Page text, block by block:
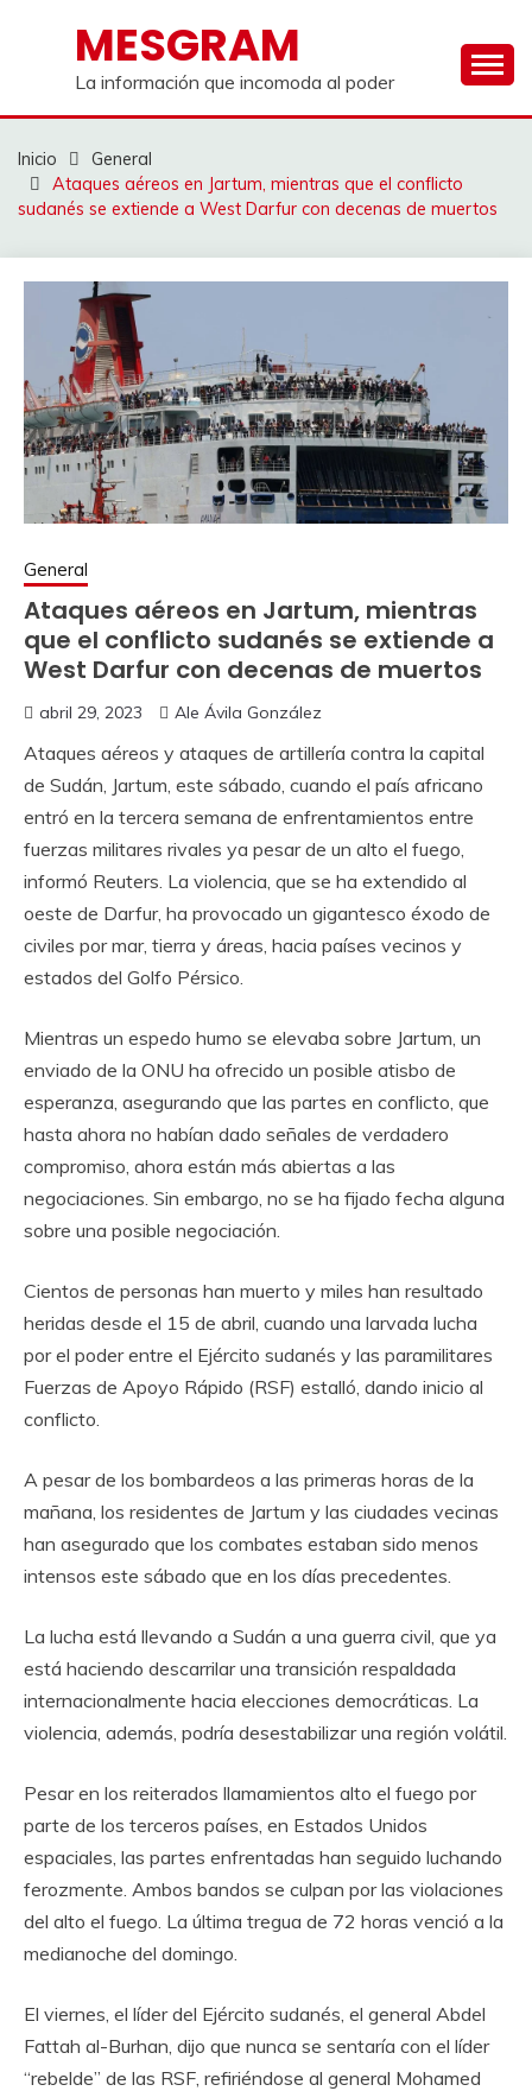
contenidoMESGRAM
La información que incomoda al poder
Inicio
General
Ataques aéreos en Jartum, mientras que el conflicto
sudanés se extiende a West Darfur con decenas de muertos
General
Ataques aéreos en Jartum, mientras
que el conflicto sudanés se extiende a
West Darfur con decenas de muertos
abril 29, 2023 Ale Ávila González
Ataques aéreos y ataques de artillería contra la capital
de Sudán, Jartum, este sábado, cuando el país africano
entró en la tercera semana de enfrentamientos entre
fuerzas militares rivales ya pesar de un alto el fuego,
informó Reuters. La violencia, que se ha extendido al
oeste de Darfur, ha provocado un gigantesco éxodo de
civiles por mar, tierra y áreas, hacia países vecinos y
estados del Golfo Pérsico.
Mientras un espedo humo se elevaba sobre Jartum, un
enviado de la ONU ha ofrecido un posible atisbo de
esperanza, asegurando que las partes en conflicto, que
hasta ahora no habían dado señales de verdadero
compromiso, ahora están más abiertas a las
negociaciones. Sin embargo, no se ha fijado fecha alguna
sobre una posible negociación.
Cientos de personas han muerto y miles han resultado
heridas desde el 15 de abril, cuando una larvada lucha
por el poder entre el Ejército sudanés y las paramilitares
Fuerzas de Apoyo Rápido (RSF) estalló, dando inicio al
conflicto.
A pesar de los bombardeos a las primeras horas de la
mañana, los residentes de Jartum y las ciudades vecinas
han asegurado que los combates estaban sido menos
intensos este sábado que en los días precedentes.
La lucha está llevando a Sudán a una guerra civil, que ya
está haciendo descarrilar una transición respaldada
internacionalmente hacia elecciones democráticas. La
violencia, además, podría desestabilizar una región volátil.
Pesar en los reiterados llamamientos alto el fuego por
parte de los terceros países, en Estados Unidos
espaciales, las partes enfrentadas han seguido luchando
ferozmente. Ambos bandos se culpan por las violaciones
del alto el fuego. La última tregua de 72 horas venció a la
medianoche del domingo.
El viernes, el líder del Ejército sudanés, el general Abdel
Fattah al-Burhan, dijo que nunca se sentaría con el líder
“rebelde” de las RSF, refiriéndose al general Mohamed